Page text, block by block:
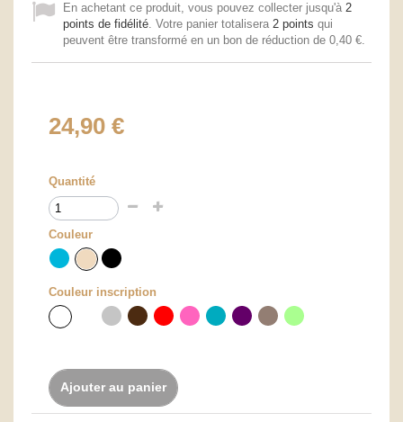
En achetant ce produit, vous pouvez collecter jusqu'à 2
points de fidélité. Votre panier totalisera 2 points qui
peuvent être transformé en un bon de réduction de 0,40 €.
24,90 €
Quantité
Couleur
Couleur inscription
Ajouter au panier